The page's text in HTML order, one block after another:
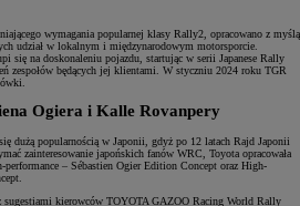
wymagania popularnej klasy Rally2, opracowano z myślą
udział w lokalnym i międzynarodowym motorsporcie.
się na doskonaleniu pojazdu, startując w serii Japanese Rally
zespołów będących jej klientami. W styczniu 2024 roku TGR
Ogiera i Kalle Rovanpery
dużą popularnością w Japonii, gdyż po 12 latach Rajd Japonii
zainteresowanie japońskich fanów WRC, Toyota opracowała
– Sébastien Ogier Edition Concept oraz High-
sugestiami kierowców TOYOTA GAZOO Racing World Rally